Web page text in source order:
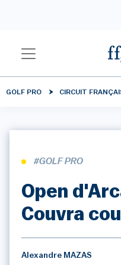
GOLF PRO CIRCUIT
#GOLF PRO
Open
Couvra
Alexandre MAZAS